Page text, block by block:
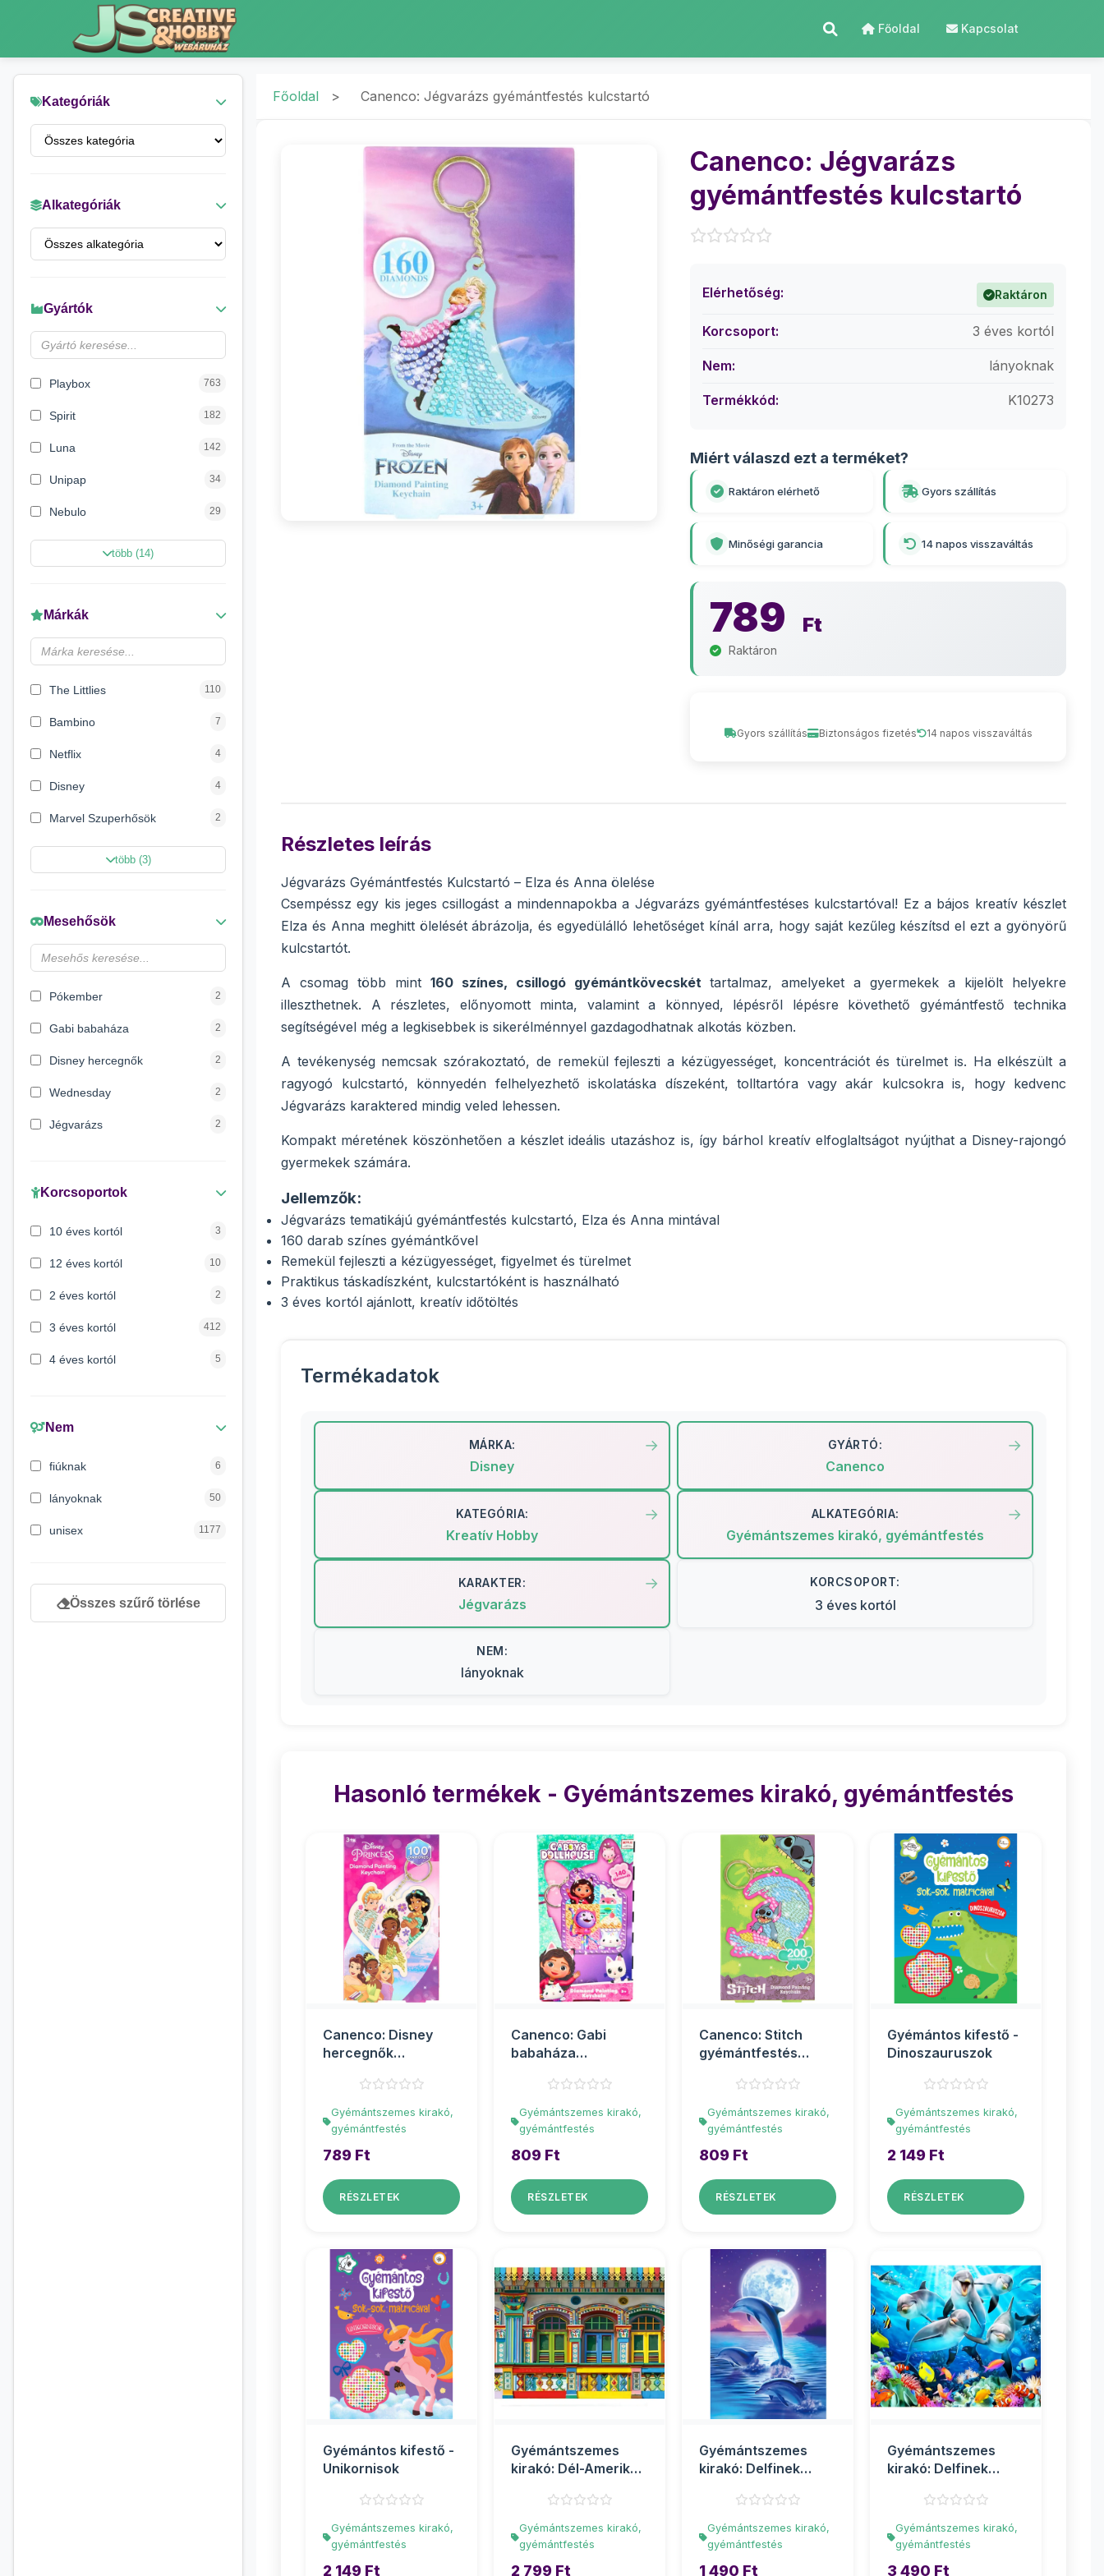
Főoldal Kapcsolat
Kategóriák
Alkategóriák
Gyártók
Playbox 763
Spirit 182
Luna 142
Unipap 34
Nebulo 29
Magic Toys 26
LENA
Make it Real 5
több (14)
Márkák
The Littlies 110
Bambino 7
Netflix 4
Disney 4
Marvel Szuperhősök 2
Disney hercegnők 2
Creative Line
Sycomore 2
több (3)
Mesehősök
Pókember 2
Gabi babaháza 2
Disney hercegnők 2
Wednesday 2
Jégvarázs 2
Verdák 1
Korcsoportok
10 éves kortól 3
12 éves kortól 10
2 éves kortól 2
3 éves kortól 412
4 éves kortól 5
6 éves kortól 428
Nem
fiúknak 6
lányoknak 50
unisex 1177
Összes szűrő törlése
Főoldal > Canenco: Jégvarázs gyémántfestés kulcstartó
Canenco: Jégvarázs
gyémántfestés kulcstartó
Elérhetőség: Raktáron
Korcsoport: 3 éves kortól
Nem: lányoknak
Termékkód: K10273
Miért válaszd ezt a terméket?
Raktáron elérhető Gyors szállítás
Minőségi garancia 14 napos visszaváltás
789 Ft
Raktáron
Gyors szállítás Biztonságos fizetés 14 napos visszaváltás
Részletes leírás
Jégvarázs Gyémántfestés Kulcstartó – Elza és Anna ölelése
Csempéssz egy kis jeges csillogást a mindennapokba a Jégvarázs gyémántfestéses kulcstartóval! Ez a bájos kreatív készlet
Elza és Anna meghitt ölelését ábrázolja, és egyedülálló lehetőséget kínál arra, hogy saját kezűleg készítsd el ezt a gyönyörű
kulcstartót.
A csomag több mint 160 színes, csillogó gyémántkövecskéttartalmaz, amelyeket a gyermekek a kijelölt helyekre
illeszthetnek. A részletes, előnyomott minta, valamint a könnyed, lépésről lépésre követhető gyémántfestő technika
segítségével még a legkisebbek is sikerélménnyel gazdagodhatnak alkotás közben.
A tevékenység nemcsak szórakoztató, de remekül fejleszti a kézügyességet, koncentrációt és türelmet is. Ha elkészült a
ragyogó kulcstartó, könnyedén felhelyezhető iskolatáska díszeként, tolltartóra vagy akár kulcsokra is, hogy kedvenc
Jégvarázs karaktered mindig veled lehessen.
Kompakt méretének köszönhetően a készlet ideális utazáshoz is, így bárhol kreatív elfoglaltságot nyújthat a Disney-rajongó
gyermekek számára.
Jellemzők:
Jégvarázs tematikájú gyémántfestés kulcstartó, Elza és Anna mintával
160 darab színes gyémántkővel
Remekül fejleszti a kézügyességet, figyelmet és türelmet
Praktikus táskadíszként, kulcstartóként is használható
3 éves kortól ajánlott, kreatív időtöltés
Termékadatok
MÁRKA:
Disney
GYÁRTÓ:
Canenco
KATEGÓRIA:
Kreatív Hobby
ALKATEGÓRIA:
Gyémántszemes kirakó, gyémántfestés
KARAKTER:
Jégvarázs
KORCSOPORT:
3 éves kortól
NEM:
lányoknak
Hasonló termékek - Gyémántszemes kirakó, gyémántfestés
Canenco: Disney
hercegnők
kulcstartó
Gyémántszemes kirakó,
gyémántfestés
789 Ft
RÉSZLETEK
Canenco: Gabi
babaháza
kulcstartó
Gyémántszemes kirakó,
gyémántfestés
809 Ft
RÉSZLETEK
Canenco: Stitch
gyémántfestés
Gyémántszemes kirakó,
gyémántfestés
809 Ft
RÉSZLETEK
Gyémántos kifestő -
Dinoszauruszok
Gyémántszemes kirakó,
gyémántfestés
2 149 Ft
RÉSZLETEK
Gyémántos kifestő -
Unikornisok
Gyémántszemes kirakó,
gyémántfestés
2 149 Ft
Gyémántszemes
kirakó: Dél-Amerika
gyémántfest�...
Gyémántszemes kirakó,
gyémántfestés
2 799 Ft
Gyémántszemes
kirakó: Delfinek
10x1...
Gyémántszemes kirakó,
gyémántfestés
1 490 Ft
Gyémántszemes
kirakó: Delfinek
40x5...
Gyémántszemes kirakó,
gyémántfestés
3 490 Ft